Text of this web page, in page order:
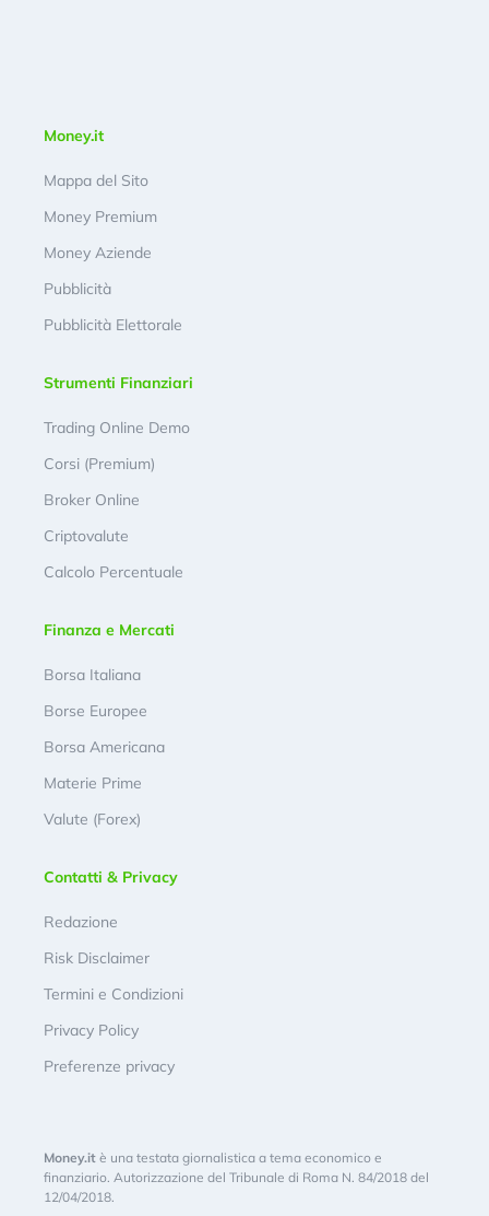
Money.it
Mappa del Sito
Money Premium
Money Aziende
Pubblicità
Pubblicità Elettorale
Strumenti Finanziari
Trading Online Demo
Corsi (Premium)
Broker Online
Criptovalute
Calcolo Percentuale
Finanza e Mercati
Borsa Italiana
Borse Europee
Borsa Americana
Materie Prime
Valute (Forex)
Contatti & Privacy
Redazione
Risk Disclaimer
Termini e Condizioni
Privacy Policy
Preferenze privacy
Money.it è una testata giornalistica a tema economico e
finanziario. Autorizzazione del Tribunale di Roma N. 84/2018 del
12/04/2018.